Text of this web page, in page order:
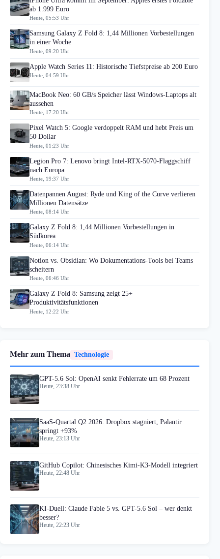
ab 1.999 Euro
Heute, 05:53 Uhr
Samsung Galaxy Z Fold 8: 1,44 Millionen Vorbestellungen
in einer Woche
Heute, 09:20 Uhr
Apple Watch Series 11: Historische Tiefstpreise ab 200 Euro
Heute, 04:59 Uhr
MacBook Neo: 60 GB/s Speicher lässt Windows-Laptops alt
aussehen
Heute, 17:20 Uhr
Pixel Watch 5: Google verdoppelt RAM und hebt Preis um
50 Dollar
Heute, 01:23 Uhr
Legion Pro 7: Lenovo bringt Intel-RTX-5070-Flaggschiff
nach Europa
Heute, 19:37 Uhr
Datenpannen August: Ryde und King of the Curve verlieren
Millionen Datensätze
Heute, 08:14 Uhr
Galaxy Z Fold 8: 1,44 Millionen Vorbestellungen in
Südkorea
Heute, 06:14 Uhr
Notion vs. Obsidian: Wo Dokumentations-Tools bei Teams
scheitern
Heute, 06:46 Uhr
Galaxy Z Fold 8: Samsung zeigt 25+
Produktivitätsfunktionen
Heute, 12:22 Uhr
Mehr zum Thema Technologie
GPT-5.6 Sol: OpenAI senkt Fehlerrate um 68 Prozent
Heute, 23:38 Uhr
SaaS-Quartal Q2 2026: Dropbox stagniert, Palantir
springt +93%
Heute, 23:13 Uhr
GitHub Copilot: Chinesisches Kimi-K3-Modell integriert
Heute, 22:48 Uhr
KI-Duell: Claude Fable 5 vs. GPT-5.6 Sol – wer denkt
besser?
Heute, 22:23 Uhr